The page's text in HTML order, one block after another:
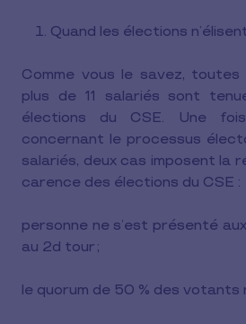
Quand les élections
Comme vous le savez,
plus de 11 salariés sont
élections du CSE. Une
concernant le processus
salariés, deux cas imposent la
carence des élections du CSE :
personne ne s’est présenté
au 2d tour ;
le quorum de 50 % des votants